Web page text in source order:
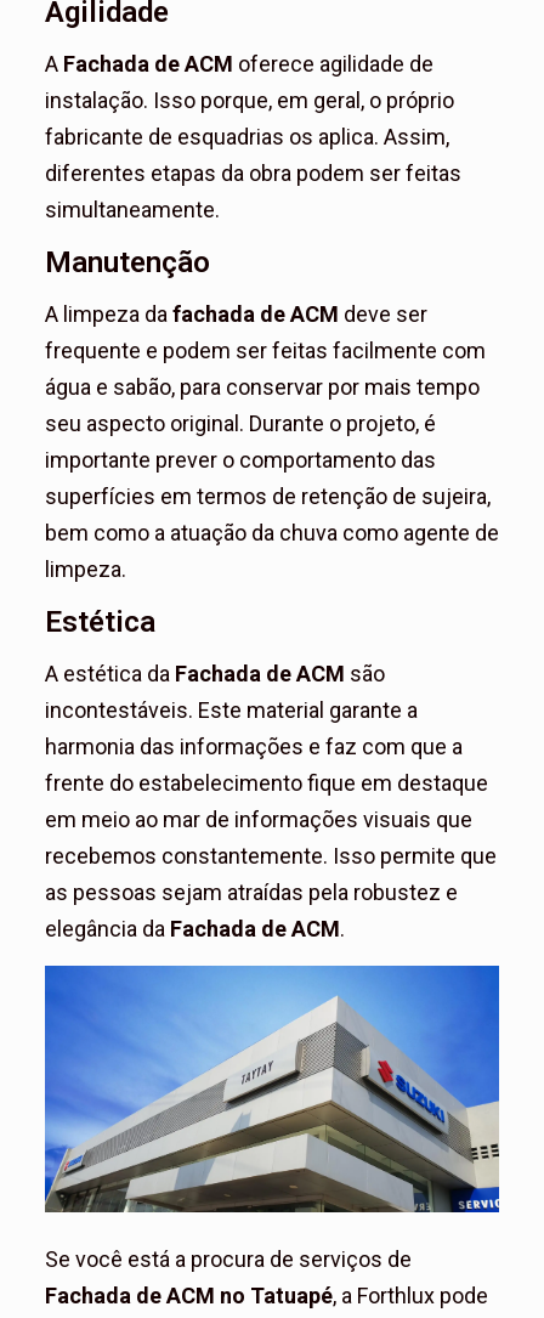
Agilidade
A Fachada de ACM oferece agilidade de
instalação. Isso porque, em geral, o próprio
fabricante de esquadrias os aplica. Assim,
diferentes etapas da obra podem ser feitas
simultaneamente.
Manutenção
A limpeza da fachada de ACM deve ser
frequente e podem ser feitas facilmente com
água e sabão, para conservar por mais tempo
seu aspecto original. Durante o projeto, é
importante prever o comportamento das
superfícies em termos de retenção de sujeira,
bem como a atuação da chuva como agente de
limpeza.
Estética
A estética da Fachada de ACM são
incontestáveis. Este material garante a
harmonia das informações e faz com que a
frente do estabelecimento fique em destaque
em meio ao mar de informações visuais que
recebemos constantemente. Isso permite que
as pessoas sejam atraídas pela robustez e
elegância da Fachada de ACM.
Se você está a procura de serviços de
Fachada de ACM no Tatuapé, a Forthlux pode